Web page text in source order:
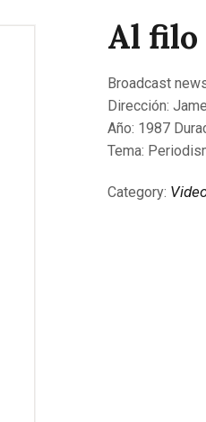
Al filo
Broadcast
Dirección:
Año: 1987
Tema:
Category: